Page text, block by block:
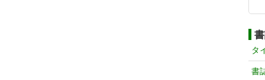
タ
書